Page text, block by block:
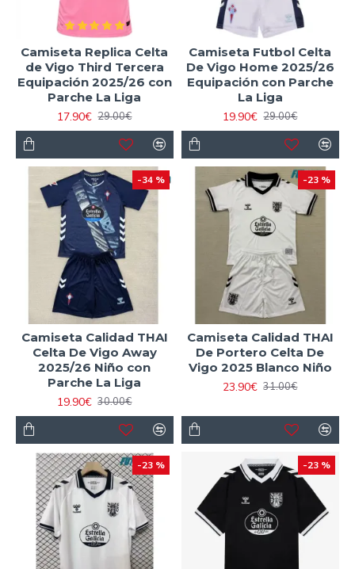
Camiseta Replica Celta
de Vigo Third Tercera
Equipación 2025/26 con
Parche La Liga
17.90€ 29.00€
Camiseta Futbol Celta
De Vigo Home 2025/26
Equipación con Parche
La Liga
19.90€ 29.00€
-34 %
Camiseta Calidad THAI
Celta De Vigo Away
2025/26 Niño con
Parche La Liga
19.90€ 30.00€
-23 %
Camiseta Calidad THAI
De Portero Celta De
Vigo 2025 Blanco Niño
23.90€ 31.00€
-23 % -23 %